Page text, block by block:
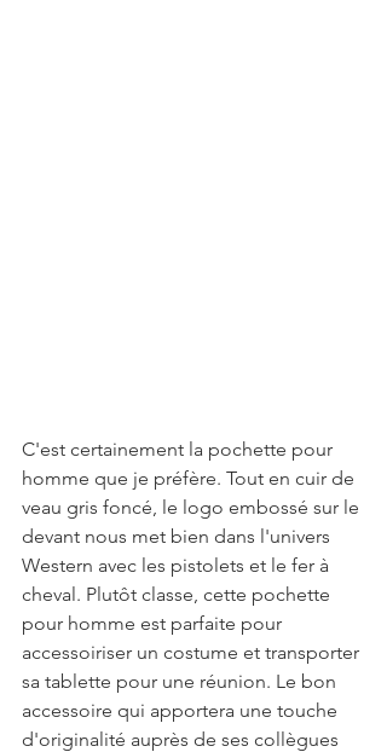
C'est certainement la pochette pour
homme que je préfère. Tout en cuir de
veau gris foncé, le logo embossé sur le
devant nous met bien dans l'univers
Western avec les pistolets et le fer à
cheval. Plutôt classe, cette pochette
pour homme est parfaite pour
accessoiriser un costume et transporter
sa tablette pour une réunion. Le bon
accessoire qui apportera une touche
d'originalité auprès de ses collègues